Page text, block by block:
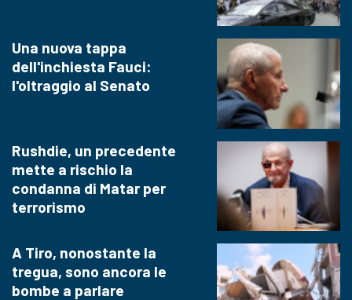
Una nuova tappa
dell'inchiesta Fauci:
l'oltraggio al Senato
Rushdie, un precedente
mette a rischio la
condanna di Matar per
terrorismo
A Tiro, nonostante la
tregua, sono ancora le
bombe a parlare